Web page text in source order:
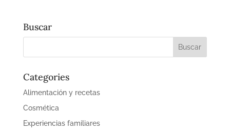
Buscar
Categories
Alimentación y recetas
Cosmética
Experiencias familiares